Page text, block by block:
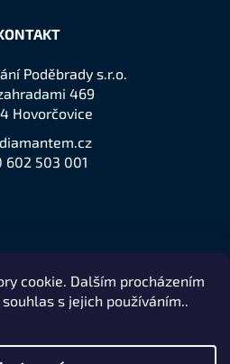
cookie. Dalším procházením
s jejich používáním..
Poděbrady s.r.o.
469
Hovorčovice
602 503 001
online platby